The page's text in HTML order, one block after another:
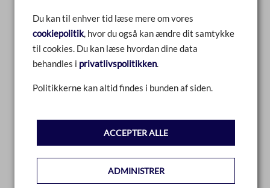
Du kan til enhver tid læse mere om vores
cookiepolitik, hvor du også kan ændre dit samtykke
til cookies. Du kan læse hvordan dine data
behandles i privatlivspolitikken.
Politikkerne kan altid findes i bunden af siden.
ACCEPTER ALLE
ADMINISTRER